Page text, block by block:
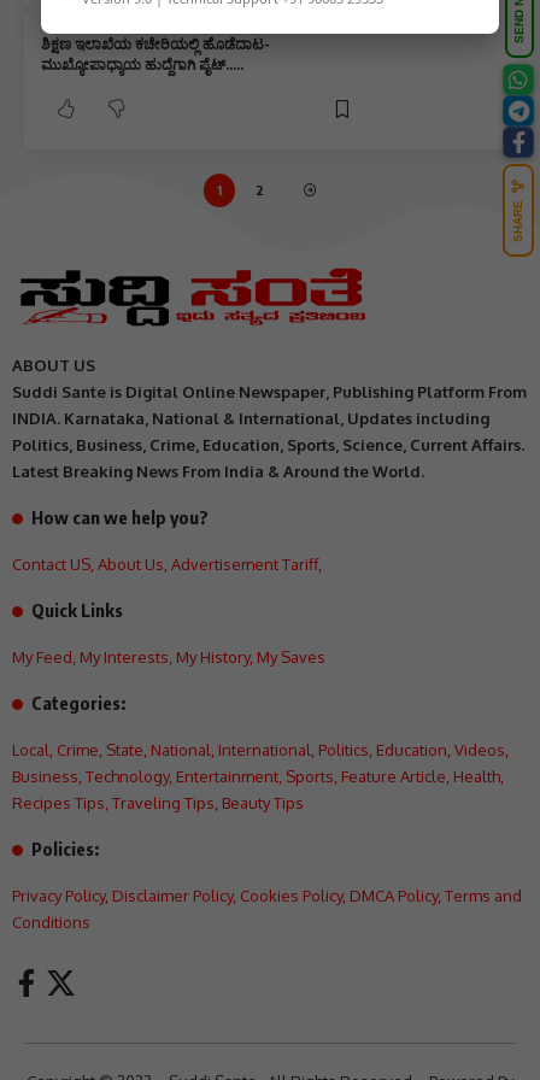
ಶಿಕ್ಷಣ ಇಲಾಖೆಯ ಕಚೇರಿಯಲ್ಲಿ ಹೊಡೆದಾಟ-
ಮುಖ್ಯೋಪಾಧ್ಯಾಯ ಹುದ್ದೆಗಾಗಿ ಪೈಟ್…..
1 2
ABOUT US
Suddi Sante is Digital Online Newspaper, Publishing Platform From
INDIA. Karnataka, National & International, Updates including
Politics, Business, Crime, Education, Sports, Science, Current Affairs.
Latest Breaking News From India & Around the World.
How can we help you?
Contact US, About Us, Advertisement Tariff,
Quick Links
My Feed, My Interests, My History, My Saves
Categories:
Local, Crime, State, National, International, Politics, Education, Videos,
Business, Technology, Entertainment, Sports, Feature Article, Health,
Recipes Tips, Traveling Tips, Beauty Tips
Policies:
Privacy Policy, Disclaimer Policy, Cookies Policy, DMCA Policy, Terms and
Conditions
SHARE